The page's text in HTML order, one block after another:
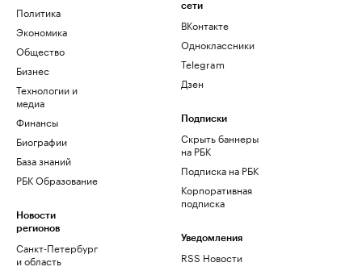
Политика
Экономика
Общество
Бизнес
Технологии и
медиа
Финансы
Биографии
База знаний
РБК Образование
Новости
регионов
Санкт-Петербург
и область
сети
ВКонтакте
Одноклассники
Telegram
Дзен
Подписки
Скрыть баннеры
на РБК
Подписка на РБК
Корпоративная
подписка
Уведомления
RSS Новости